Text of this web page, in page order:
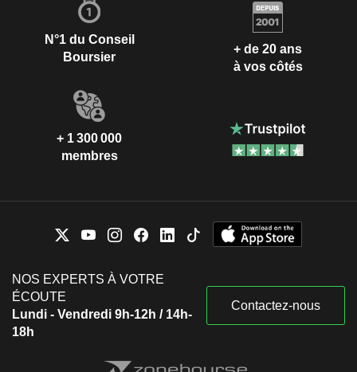
N°1 du Conseil
Boursier
+ de 20 ans
à vos côtés
+ 1 300 000
membres
NOS EXPERTS À VOTRE
ÉCOUTE
Lundi - Vendredi 9h-12h / 14h-
18h
Contactez-nous